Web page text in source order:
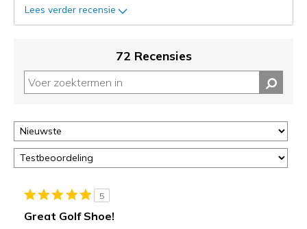
status
van
deze
of
door
<a
href="javascript:location.href=location.pathname;">hier</a>
page
met
Lees verder recensie
72 Recensies
5
Great Golf Shoe!